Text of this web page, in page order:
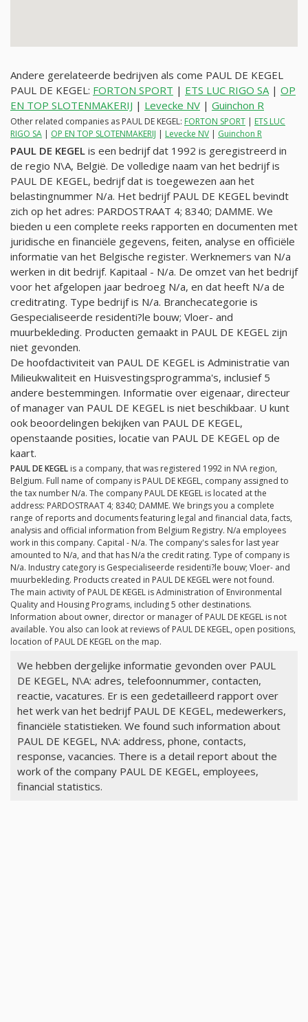
Andere gerelateerde bedrijven als come PAUL DE KEGEL
PAUL DE KEGEL: FORTON SPORT | ETS LUC RIGO SA| OP
EN TOP SLOTENMAKERIJ | Levecke NV | Guinchon R
Other related companies as PAUL DE KEGEL: FORTON SPORT | ETS LUC
RIGO SA | OP EN TOP SLOTENMAKERIJ | Levecke NV | Guinchon R
PAUL DE KEGEL is een bedrijf dat 1992 is geregistreerd in
de regio N\A, België. De volledige naam van het bedrijf is
PAUL DE KEGEL, bedrijf dat is toegewezen aan het
belastingnummer N/a. Het bedrijf PAUL DE KEGEL bevindt
zich op het adres: PARDOSTRAAT 4; 8340; DAMME. We
bieden u een complete reeks rapporten en documenten met
juridische en financiële gegevens, feiten, analyse en officiële
informatie van het Belgische register. Werknemers van N/a
werken in dit bedrijf. Kapitaal - N/a. De omzet van het bedrijf
voor het afgelopen jaar bedroeg N/a, en dat heeft N/a de
creditrating. Type bedrijf is N/a. Branchecategorie is
Gespecialiseerde residenti?le bouw; Vloer- and
muurbekleding. Producten gemaakt in PAUL DE KEGEL zijn
niet gevonden.
De hoofdactiviteit van PAUL DE KEGEL is Administratie van
Milieukwaliteit en Huisvestingsprogramma's, inclusief 5
andere bestemmingen. Informatie over eigenaar, directeur
of manager van PAUL DE KEGEL is niet beschikbaar. U kunt
ook beoordelingen bekijken van PAUL DE KEGEL,
openstaande posities, locatie van PAUL DE KEGEL op de
kaart.
PAUL DE KEGEL is a company, that was registered 1992 in N\A region,
Belgium. Full name of company is PAUL DE KEGEL, company assigned to
the tax number N/a. The company PAUL DE KEGEL is located at the
address: PARDOSTRAAT 4; 8340; DAMME. We brings you a complete
range of reports and documents featuring legal and financial data, facts,
analysis and official information from Belgium Registry. N/a employees
work in this company. Capital - N/a. The company's sales for last year
amounted to N/a, and that has N/a the credit rating. Type of company is
N/a. Industry category is Gespecialiseerde residenti?le bouw; Vloer- and
muurbekleding. Products created in PAUL DE KEGEL were not found.
The main activity of PAUL DE KEGEL is Administration of Environmental
Quality and Housing Programs, including 5 other destinations.
Information about owner, director or manager of PAUL DE KEGEL is not
available. You also can look at reviews of PAUL DE KEGEL, open positions,
location of PAUL DE KEGEL on the map.
We hebben dergelijke informatie gevonden over PAUL
DE KEGEL, N\A: adres, telefoonnummer, contacten,
reactie, vacatures. Er is een gedetailleerd rapport over
het werk van het bedrijf PAUL DE KEGEL, medewerkers,
financiële statistieken. We found such information about
PAUL DE KEGEL, N\A: address, phone, contacts,
response, vacancies. There is a detail report about the
work of the company PAUL DE KEGEL, employees,
financial statistics.